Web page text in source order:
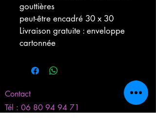
gouttières
peut-être encadré 30 x 30
Livraison gratuite : enveloppe
cartonnée
Contact
Tél : 06 80 94 94 71